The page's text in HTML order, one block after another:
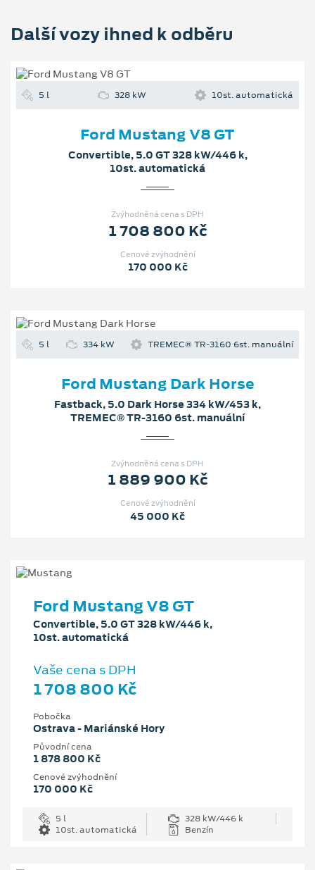
Další vozy ihned k odběru
5 l 328 kW 10st. automatická
Ford Mustang V8 GT
Convertible, 5.0 GT 328 kW/446 k,
10st. automatická
Zvýhodněná cena s DPH
1 708 800 Kč
Cenové zvýhodnění
170 000 Kč
5 l 334 kW TREMEC® TR-3160 6st. manuální
Ford Mustang Dark Horse
Fastback, 5.0 Dark Horse 334 kW/453 k,
TREMEC® TR-3160 6st. manuální
Zvýhodněná cena s DPH
1 889 900 Kč
Cenové zvýhodnění
45 000 Kč
Ford Mustang V8 GT
Convertible, 5.0 GT 328 kW/446 k,
10st. automatická
Vaše cena s DPH
1 708 800 Kč
Pobočka
Ostrava - Mariánské Hory
Původní cena
1 878 800 Kč
Cenové zvýhodnění
170 000 Kč
5 l
328 kW/446 k
10st. automatická
Benzín